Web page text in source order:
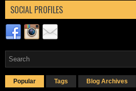
SOCIAL PROFILES
Popular Tags Blog Archives